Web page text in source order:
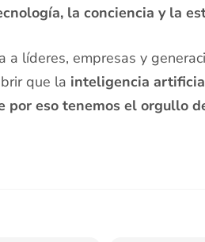
la conciencia y la
a líderes, empresas y
que la inteligencia
por eso tenemos el orgullo